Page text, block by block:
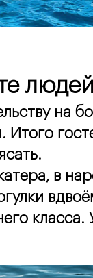
людей
на
Итого
в
класса.